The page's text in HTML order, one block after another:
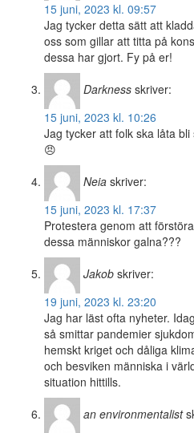
15 juni, 2023 kl. 09:57
Jag tycker detta sätt att
oss som gillar att titta på
dessa har gjort. Fy på er!
Darkness skriver:
15 juni, 2023 kl. 10:26
Jag tycker att folk ska låta
😠
Neia skriver:
15 juni, 2023 kl. 17:37
Protestera genom att
dessa människor galna???
Jakob skriver:
19 juni, 2023 kl. 23:20
Jag har läst ofta nyheter.
så smittar pandemier
hemskt kriget och dåliga
och besviken människa i
situation hittills.
an environmentalist